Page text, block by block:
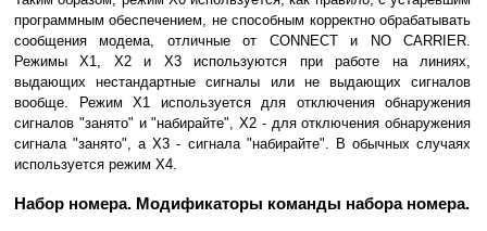
программным обеспечением, не способным корректно обрабатывать
сообщения модема, отличные от CONNECT и NO CARRIER.
Режимы X1, X2 и X3 используются при работе на линиях,
выдающих нестандартные сигналы или не выдающих сигналов
вообще. Режим X1 используется для отключения обнаружения
сигналов "занято" и "набирайте", X2 - для отключения обнаружения
сигнала "занято", а X3 - сигнала "набирайте". В обычных случаях
используется режим X4.
Набор номера. Модификаторы команды набора номера.